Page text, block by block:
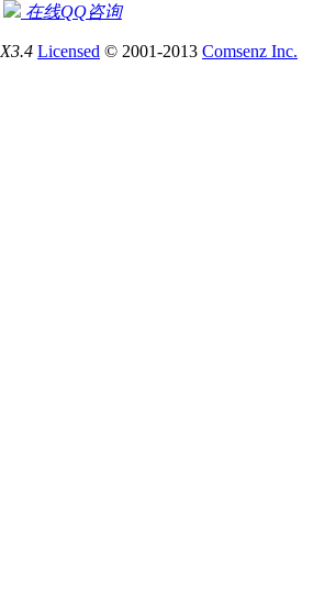
在线QQ咨询
X3.4 Licensed © 2001-2013 Comsenz Inc.